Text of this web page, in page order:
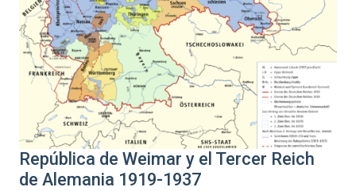
República de Weimar y el Tercer Reich
de Alemania 1919-1937